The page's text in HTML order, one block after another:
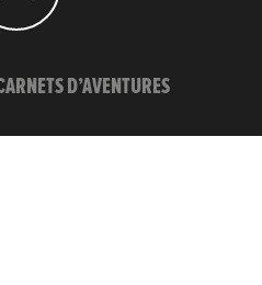
D’AVENTURES